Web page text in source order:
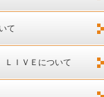
て
ＩＶＥについて